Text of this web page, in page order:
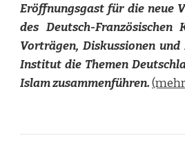
Eröffnungsgast für die neue
des Deutsch-
Vorträgen, Diskussionen
Institut die Themen
Islam zusammenführen.